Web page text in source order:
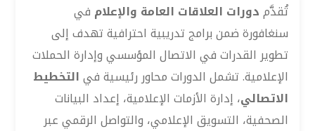
تُقدَّمدورات العلاقات العامة والإعلام في
سنغافورة ضمن برامج تدريبية احترافية تهدف إلى
تطوير القدرات في الاتصال المؤسسي وإدارة الحملات
الإعلامية. تشمل الدورات محاور رئيسية فيالتخطيط
الاتصالي، إدارة الأزمات الإعلامية، إعداد البيانات
الصحفية، التسويق الإعلامي، والتواصل الرقمي عبر